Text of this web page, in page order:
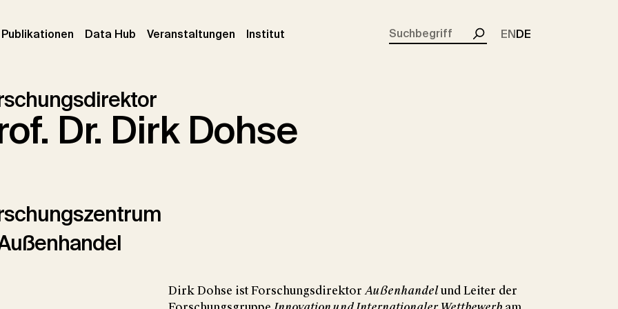
Publikationen (current)
Data Hub Veranstaltungen (current)
Institut
Suchen
ENDE
Dr. Dirk Dohse
Dirk Dohse ist ForschungsdirektorAußenhandelund Leiter der